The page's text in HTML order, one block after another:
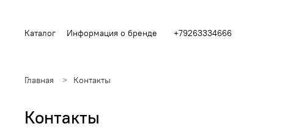
Каталог Информация о бренде +79263334666
Главная Контакты
Контакты